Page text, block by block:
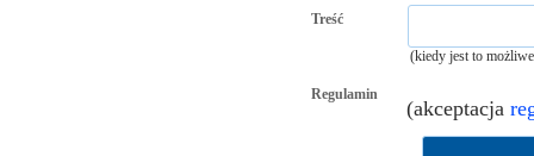
Treść
(kiedy jest to
Regulamin
(akceptacja